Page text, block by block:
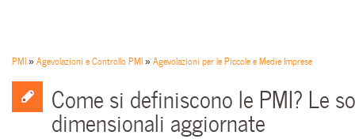
PMI»Agevolazioni e Controllo PMI»Agevolazioni per le Piccole e Medie Imprese
Come si definiscono le PMI? Le
dimensionali aggiornate